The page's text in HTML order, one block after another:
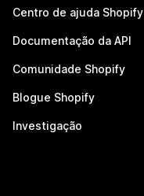
Centro de ajuda Shopify
Documentação da API
Comunidade Shopify
Blogue Shopify
Investigação